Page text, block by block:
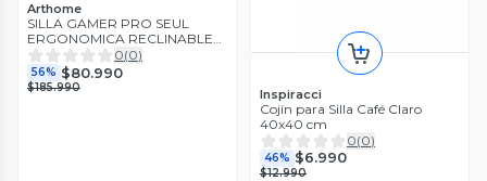
Arthome
SILLA GAMER PRO SEUL
ERGONOMICA RECLINABLE
COLOR GRIS BMG-17G
0(0)
56% $80.990
$185.990 Inspiracci
Cojín para Silla Café Claro
40x40 cm
0(0)
46% $6.990
$12.990